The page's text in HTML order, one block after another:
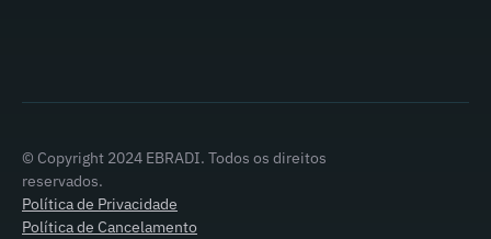
© Copyright 2024 EBRADI. Todos os direitos
reservados.
Política de Privacidade
Política de Cancelamento